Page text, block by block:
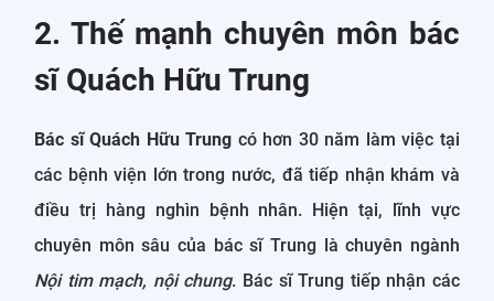
2. Thế mạnh chuyên môn bác
sĩ Quách Hữu Trung
Bác sĩ Quách Hữu Trung có hơn 30 năm làm việc tại
các bệnh viện lớn trong nước, đã tiếp nhận khám và
điều trị hàng nghìn bệnh nhân. Hiện tại, lĩnh vực
chuyên môn sâu của bác sĩ Trung là chuyên ngành
Nội tim mạch, nội chung. Bác sĩ Trung tiếp nhận các